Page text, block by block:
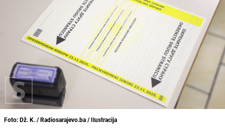
Foto: Dž. K. / Radiosarajevo.ba / Ilustracija